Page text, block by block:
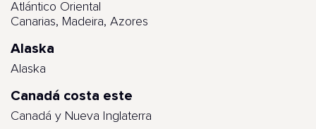
Atlántico Oriental
Canarias, Madeira, Azores
Alaska
Alaska
Canadá costa este
Canadá y Nueva Inglaterra